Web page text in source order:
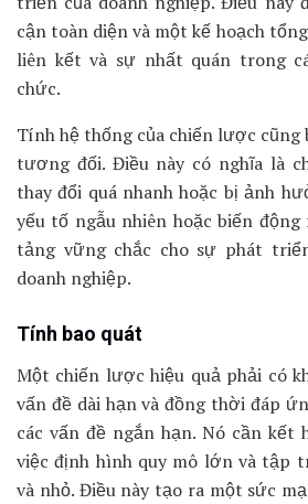
cận toàn diện và một kế hoạch
liên kết và sự nhất quán trong
chức.
Tính hệ thống của chiến lược
tương đối. Điều này có nghĩa là
thay đổi quá nhanh hoặc bị ảnh
yếu tố ngẫu nhiên hoặc biến
tảng vững chắc cho sự phát
doanh nghiệp.
Tính bao quát
Một chiến lược hiệu quả phải có
vấn đề dài hạn và đồng thời đáp
các vấn đề ngắn hạn. Nó cần kết
việc định hình quy mô lớn và tập
và nhỏ. Điều này tạo ra một sức